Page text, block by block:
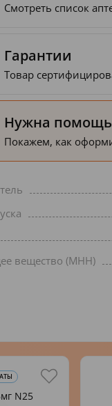
Смотреть список
Гарантии
Товар
Нужна помощь
Покажем, как
вещество (МНН)
N25